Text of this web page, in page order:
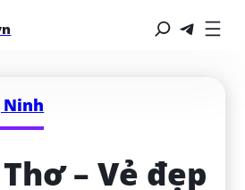
Ninh
– Vẻ đẹp